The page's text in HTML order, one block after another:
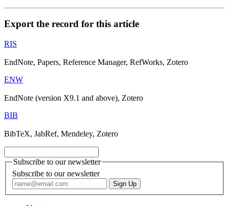
Export the record for this article
RIS
EndNote, Papers, Reference Manager, RefWorks, Zotero
ENW
EndNote (version X9.1 and above), Zotero
BIB
BibTeX, JabRef, Mendeley, Zotero
Subscribe to our newsletter
Subscribe to our newsletter